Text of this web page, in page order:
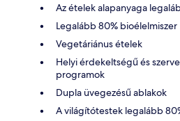
Az ételek alapanyaga
Legalább 80% bioélelmiszer
Vegetáriánus ételek
Helyi érdekeltségű és
programok
Dupla üvegezésű ablakok
A világítótestek legalább